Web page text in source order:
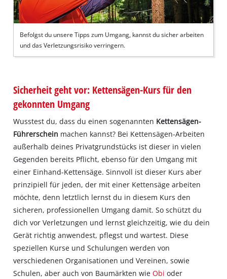
Befolgst du unsere Tipps zum Umgang, kannst du sicher arbeiten
und das Verletzungsrisiko verringern.
Sicherheit geht vor: Kettensägen-Kurs für den
gekonnten Umgang
Wusstest du, dass du einen sogenannten Kettensägen-
Führerschein machen kannst? Bei Kettensägen-Arbeiten
außerhalb deines Privatgrundstücks ist dieser in vielen
Gegenden bereits Pflicht, ebenso für den Umgang mit
einer Einhand-Kettensäge. Sinnvoll ist dieser Kurs aber
prinzipiell für jeden, der mit einer Kettensäge arbeiten
möchte, denn letztlich lernst du in diesem Kurs den
sicheren, professionellen Umgang damit. So schützt du
dich vor Verletzungen und lernst gleichzeitig, wie du dein
Gerät richtig anwendest, pflegst und wartest. Diese
speziellen Kurse und Schulungen werden von
verschiedenen Organisationen und Vereinen, sowie
Schulen, aber auch von Baumärkten wieObi oder